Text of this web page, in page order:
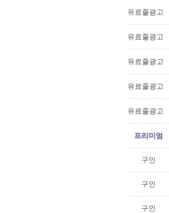
유료줄광고
유료줄광고
유료줄광고
유료줄광고
유료줄광고
프리미엄
구인
구인
구인